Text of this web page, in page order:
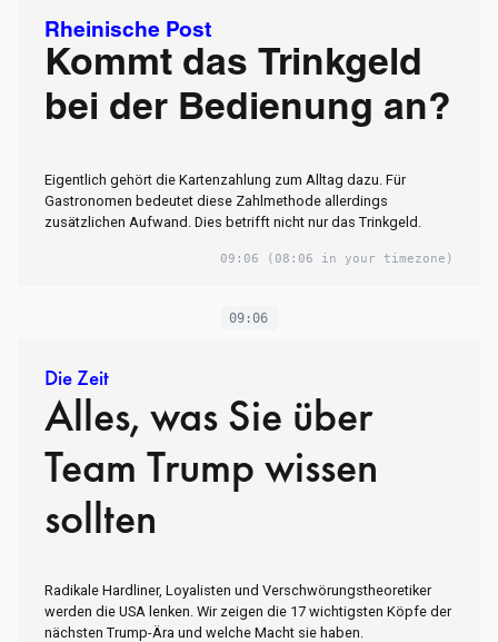
Rheinische Post
Kommt das Trinkgeld
bei der Bedienung an?
Eigentlich gehört die Kartenzahlung zum Alltag dazu. Für
Gastronomen bedeutet diese Zahlmethode allerdings
zusätzlichen Aufwand. Dies betrifft nicht nur das Trinkgeld.
09:06 (08:06 in your timezone)
09:06
Die Zeit
Alles, was Sie über
Team Trump wissen
sollten
Radikale Hardliner, Loyalisten und Verschwörungstheoretiker
werden die USA lenken. Wir zeigen die 17 wichtigsten Köpfe der
nächsten Trump-Ära und welche Macht sie haben.